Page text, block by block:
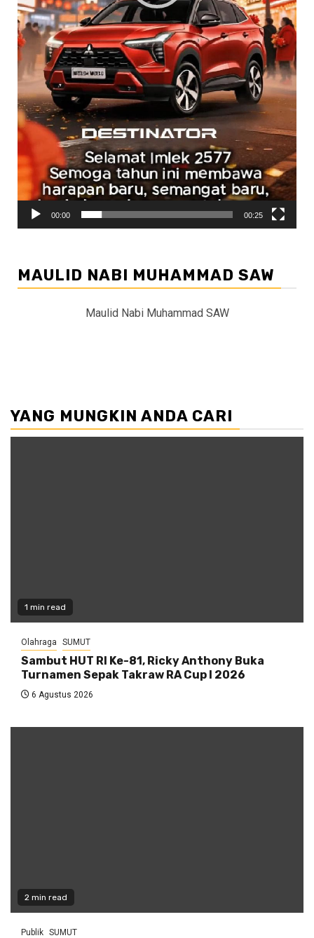
00:00 00:25
MAULID NABI MUHAMMAD SAW
Maulid Nabi Muhammad SAW
YANG MUNGKIN ANDA CARI
1 min read
Olahraga SUMUT
Sambut HUT RI Ke-81, Ricky Anthony Buka
Turnamen Sepak Takraw RA Cup I 2026
6 Agustus 2026
2 min read
Publik SUMUT